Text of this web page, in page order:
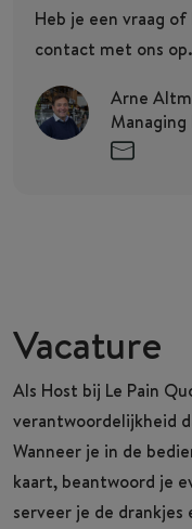
Heb je een vraag
contact met ons op.
Arne
Vacature
Als Host bij Le Pain
verantwoordelijkheid
Wanneer je in de
kaart, beantwoord je
serveer je de